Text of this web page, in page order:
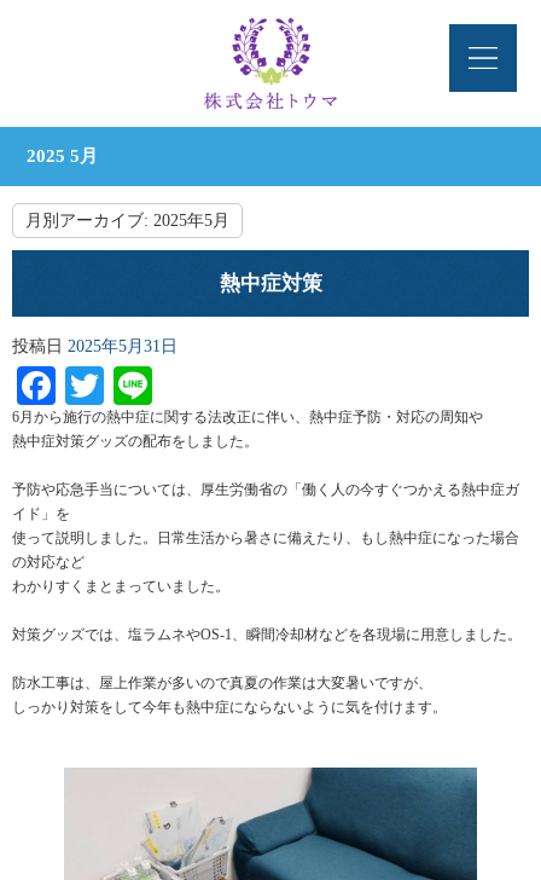
2025 5月
月別アーカイブ: 2025年5月
熱中症対策
投稿日 2025年5月31日
Facebook
Twitter
6月から施行の熱中症に関する法改正に伴い、熱中症予防・対応の周知や
熱中症対策グッズの配布をしました。
予防や応急手当については、厚生労働省の「働く人の今すぐつかえる熱中症ガ
イド」を
使って説明しました。日常生活から暑さに備えたり、もし熱中症になった場合
の対応など
わかりすくまとまっていました。
対策グッズでは、塩ラムネやOS-1、瞬間冷却材などを各現場に用意しました。
防水工事は、屋上作業が多いので真夏の作業は大変暑いですが、
しっかり対策をして今年も熱中症にならないように気を付けます。